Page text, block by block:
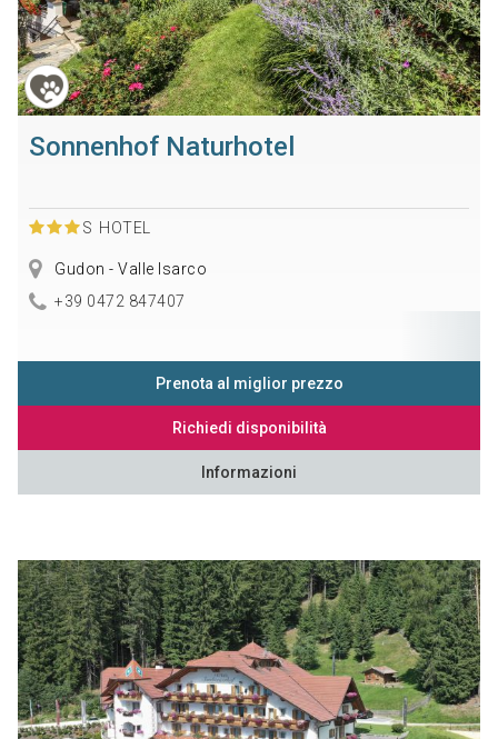
Sonnenhof Naturhotel
S HOTEL
Gudon - Valle Isarco
+39 0472 847407
Prenota al miglior prezzo
Richiedi disponibilità
Informazioni